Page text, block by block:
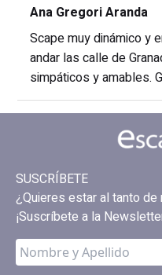
Ana Gregori Aranda
Scape muy dinámico y
andar las calle de
simpáticos y amables.
SUSCRÍBETE
¿Quieres estar al tanto
¡Suscríbete a la